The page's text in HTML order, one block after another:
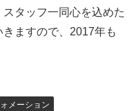
タッフ一同心を込めた
ますので、2017年も
メーション